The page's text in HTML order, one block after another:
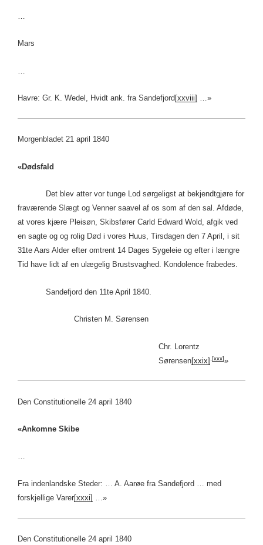
Mars
Havre: Gr. K. Wedel, Hvidt ank. fra Sandefjord [xxviii] …»
Morgenbladet 21 april 1840
«Dødsfald
Det blev atter vor tunge Lod sørgeligst at bekjendtgjøre for
fraværende Slægt og Venner saavel af os som af den sal. Afdøde,
at vores kjære Pleisøn, Skibsfører Carld Edward Wold, afgik ved
en sagte og og rolig Død i vores Huus, Tirsdagen den 7 April, i sit
31te Aars Alder efter omtrent 14 Dages Sygeleie og efter i længre
Tid have lidt af en ulægelig Brustsvaghed. Kondolence frabedes.
Sandefjord den 11te April 1840.
Christen M. Sørensen
Chr. Lorentz
Sørensen[xxix] [xxx]»
Den Constitutionelle 24 april 1840
«Ankomne Skibe
Fra indenlandske Steder: … A. Aarøe fra Sandefjord … med
forskjellige Varer[xxxi] …»
Den Constitutionelle 24 april 1840